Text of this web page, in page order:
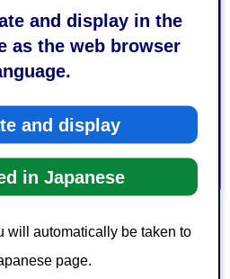
and display in the
as the web browser
and display
in Japanese
will automatically be taken to
page.
けやすかったですか？
2：ふつう